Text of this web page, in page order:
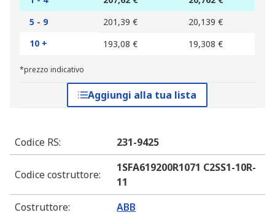
5 - 9
201,39 €
20,139 €
10 +
193,08 € 19,308 €
*prezzo indicativo
Aggiungi alla tua lista
Codice RS: 231-9425
Codice costruttore:
1SFA619200R1071 C2SS1-10R-
11
Costruttore: ABB